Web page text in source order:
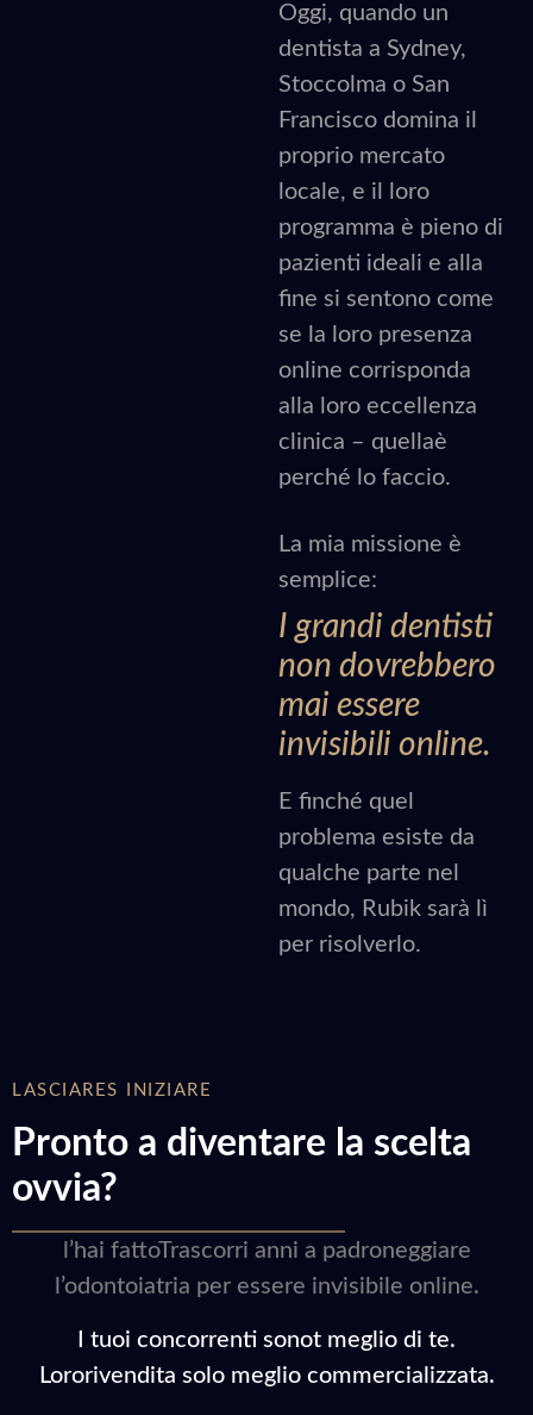
Oggi, quando un
dentista a Sydney,
Stoccolma o San
Francisco domina il
proprio mercato
locale, e il loro
programma è pieno di
pazienti ideali e alla
fine si sentono come
se la loro presenza
online corrisponda
alla loro eccellenza
clinica – quellaè
perché lo faccio.
La mia missione è
semplice:
I grandi dentisti
non dovrebbero
mai essere
invisibili online.
E finché quel
problema esiste da
qualche parte nel
mondo, Rubik sarà lì
per risolverlo.
LASCIARES INIZIARE
Pronto a diventare la scelta
ovvia?
l’hai fattoTrascorri anni a padroneggiare
l’odontoiatria per essere invisibile online.
I tuoi concorrenti sonot meglio di te.
Lororivendita solo meglio commercializzata.